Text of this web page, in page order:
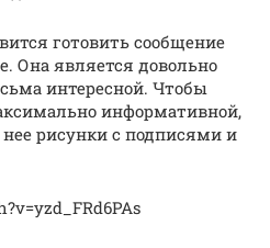
готовить сообщение
Она является довольно
интересной. Чтобы
информативной,
рисунки с подписями и